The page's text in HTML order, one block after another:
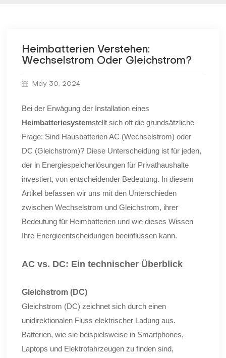
Heimbatterien Verstehen:
Wechselstrom Oder Gleichstrom?
May 30, 2024
Bei der Erwägung der Installation eines
Heimbatteriesystemstellt sich oft die grundsätzliche
Frage: Sind Hausbatterien AC (Wechselstrom) oder
DC (Gleichstrom)? Diese Unterscheidung ist für jeden,
der in Energiespeicherlösungen für Privathaushalte
investiert, von entscheidender Bedeutung. In diesem
Artikel befassen wir uns mit den Unterschieden
zwischen Wechselstrom und Gleichstrom, ihrer
Bedeutung für Heimbatterien und wie dieses Wissen
Ihre Energieentscheidungen beeinflussen kann.
AC vs. DC: Ein technischer Überblick
Gleichstrom (DC)
Gleichstrom (DC) zeichnet sich durch einen
unidirektionalen Fluss elektrischer Ladung aus.
Batterien, wie sie beispielsweise in Smartphones,
Laptops und Elektrofahrzeugen zu finden sind,